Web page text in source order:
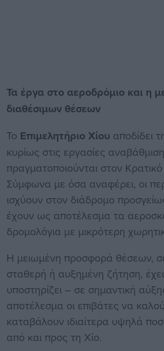
Τα έργα στο αεροδρόμιο και η
διαθέσιμων θέσεων
Το Επιμελητήριο Χίουαποδίδει
κυρίως στις εργασίες
πραγματοποιούνται στον
Σύμφωνα με όσα αναφέρει, οι
ισχύουν στον διάδρομο
έχουν ως αποτέλεσμα τα
δρομολόγια με μικρότερη
Η μειωμένη προσφορά θέσεων,
σταθερή ή αυξημένη ζήτηση,
υποστηρίζει – σε σημαντική
αποτέλεσμα οι επιβάτες να
καταβάλουν ιδιαίτερα υψηλά
από και προς τη Χίο.